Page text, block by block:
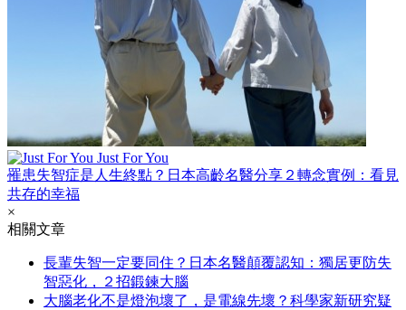
Just For You
罹患失智症是人生終點？日本高齡名醫分享２轉念實例：看見
共存的幸福
×
相關文章
長輩失智一定要同住？日本名醫顛覆認知：獨居更防失
智惡化，２招鍛鍊大腦
大腦老化不是燈泡壞了，是電線先壞？科學家新研究疑